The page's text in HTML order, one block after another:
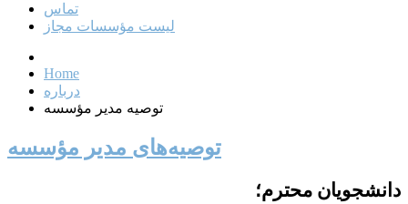
تماس
لیست مؤسسات مجاز
Home
درباره
توصیه مدیر مؤسسه
توصیه‌های مدیر مؤسسه
دانشجویان محترم؛